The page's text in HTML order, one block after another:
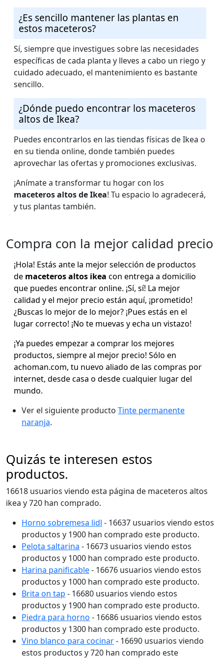
¿Es sencillo mantener las plantas en
estos maceteros?
Sí, siempre que investigues sobre las necesidades
específicas de cada planta y lleves a cabo un riego y
cuidado adecuado, el mantenimiento es bastante
sencillo.
¿Dónde puedo encontrar los maceteros
altos de Ikea?
Puedes encontrarlos en las tiendas físicas de Ikea o
en su tienda online, donde también puedes
aprovechar las ofertas y promociones exclusivas.
¡Anímate a transformar tu hogar con los
maceteros altos de Ikea! Tu espacio lo agradecerá,
y tus plantas también.
Compra con la mejor calidad precio
¡Hola! Estás ante la mejor selección de productos
de maceteros altos ikea con entrega a domicilio
que puedes encontrar online. ¡Sí, sí! La mejor
calidad y el mejor precio están aquí, ¡prometido!
¿Buscas lo mejor de lo mejor? ¡Pues estás en el
lugar correcto! ¡No te muevas y echa un vistazo!
¡Ya puedes empezar a comprar los mejores
productos, siempre al mejor precio! Sólo en
achoman.com, tu nuevo aliado de las compras por
internet, desde casa o desde cualquier lugar del
mundo.
Ver el siguiente producto Tinte permanente
naranja.
Quizás te interesen estos
productos.
16618 usuarios viendo esta página de maceteros altos
ikea y 720 han comprado.
Horno sobremesa lidl - 16637 usuarios viendo estos
productos y 1900 han comprado este producto.
Pelota saltarina - 16673 usuarios viendo estos
productos y 1000 han comprado este producto.
Harina panificable- 16676 usuarios viendo estos
productos y 1000 han comprado este producto.
Brita on tap - 16680 usuarios viendo estos
productos y 1900 han comprado este producto.
Piedra para horno - 16686 usuarios viendo estos
productos y 1300 han comprado este producto.
Vino blanco para cocinar- 16690 usuarios viendo
estos productos y 720 han comprado este